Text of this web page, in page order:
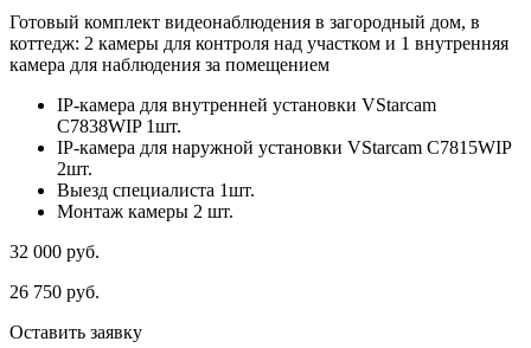
Готовый комплект видеонаблюдения в загородный дом, в
коттедж: 2 камеры для контроля над участком и 1 внутренняя
камера для наблюдения за помещением
IP-камера для внутренней установки VStarcam
C7838WIP 1шт.
IP-камера для наружной установки VStarcam C7815WIP
2шт.
Выезд специалиста 1шт.
Монтаж камеры 2 шт.
32 000 руб.
26 750 руб.
Оставить заявку